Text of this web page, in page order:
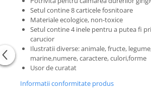
Setul contine 8 carticele fosnitoare
Materiale ecologice, non-toxice
Setul contine 4 inele pentru a putea fi
carucior
Ilustratii diverse: animale, fructe,
marine,numere, caractere, culori,forme
Usor de curatat
Informatii conformitate produs